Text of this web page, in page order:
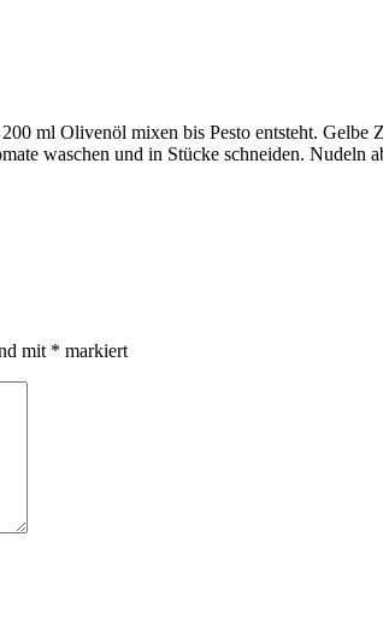
ml Olivenöl mixen bis Pesto entsteht.
waschen und in Stücke schneiden.
mit * markiert